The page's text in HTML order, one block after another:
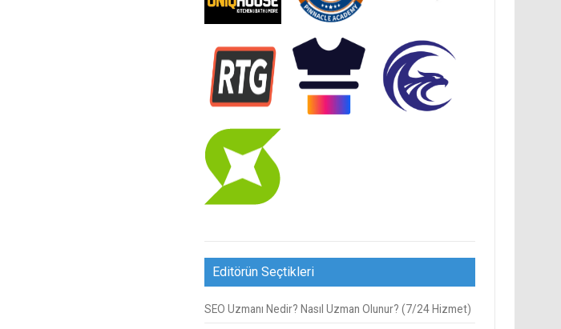
Editörün Seçtikleri
SEO Uzmanı Nedir? Nasıl Uzman Olunur? (7/24 Hizmet)